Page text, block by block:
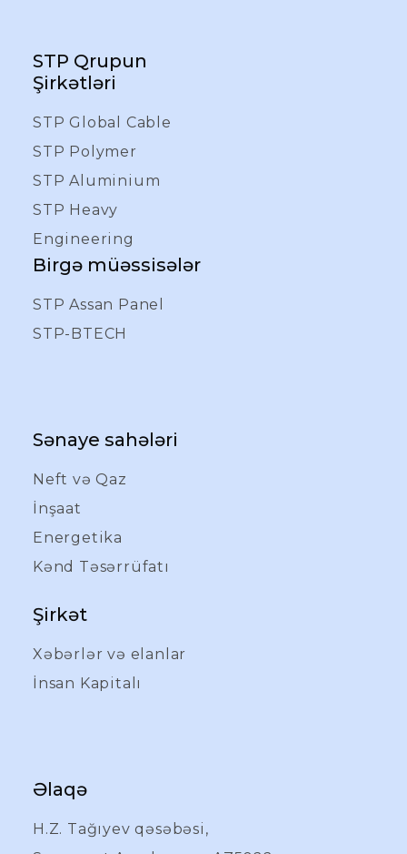
STP Qrupun
Şirkətləri
STP Global Cable
STP Polymer
STP Aluminium
STP Heavy
Engineering
Birgə müəssisələr
STP Assan Panel
STP-BTECH
Sənaye sahələri
Neft və Qaz
İnşaat
Energetika
Kənd Təsərrüfatı
Şirkət
Xəbərlər və elanlar
İnsan Kapitalı
Əlaqə
H.Z. Tağıyev qəsəbəsi,